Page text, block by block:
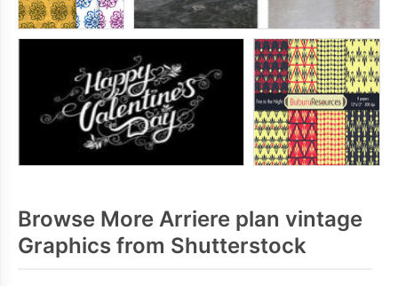
Browse More Arriere plan vintage
Graphics from Shutterstock